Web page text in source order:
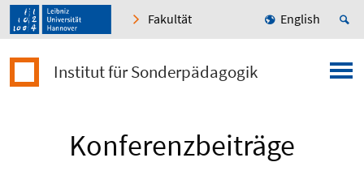
Fakultät English
Institut für Sonderpädagogik
Konferenzbeiträge